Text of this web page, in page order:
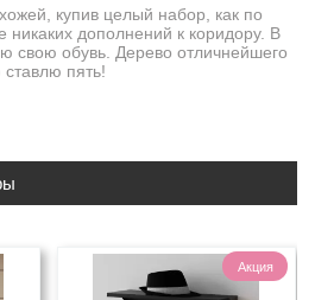
купив целый набор, как по
никаких дополнений к коридору. В
свою обувь. Дерево отличнейшего
пять!
Акция